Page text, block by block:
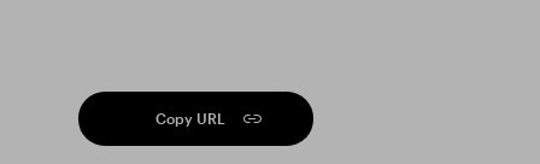
Copy URL